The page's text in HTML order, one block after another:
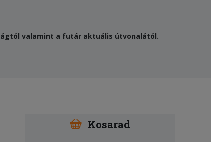
valamint a futár aktuális útvonalától.
Kosarad